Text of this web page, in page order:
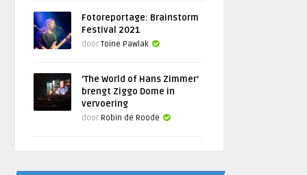
Fotoreportage: Brainstorm
Festival 2021
doorToine Pawlak
‘The World of Hans Zimmer’
brengt Ziggo Dome in
vervoering
door Robin de Roode